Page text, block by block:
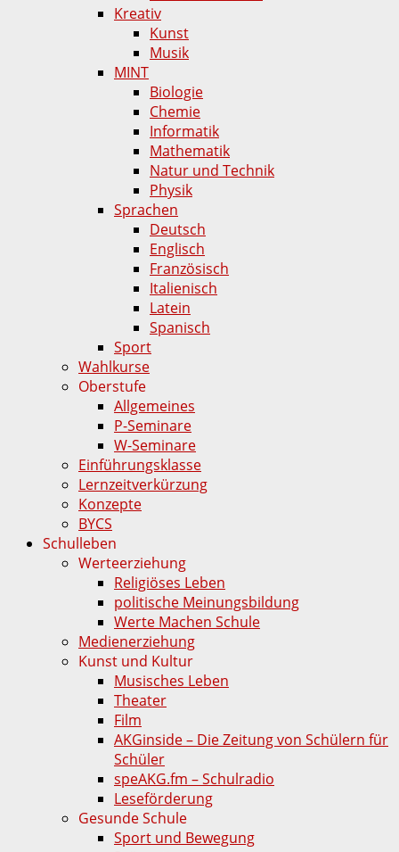
Kreativ
Kunst
Musik
MINT
Biologie
Chemie
Informatik
Mathematik
Natur und Technik
Physik
Sprachen
Deutsch
Englisch
Französisch
Italienisch
Latein
Spanisch
Sport
Wahlkurse
Oberstufe
Allgemeines
P-Seminare
W-Seminare
Einführungsklasse
Lernzeitverkürzung
Konzepte
BYCS
Schulleben
Werteerziehung
Religiöses Leben
politische Meinungsbildung
Werte Machen Schule
Medienerziehung
Kunst und Kultur
Musisches Leben
Theater
Film
AKGinside – Die Zeitung von Schülern für
Schüler
speAKG.fm – Schulradio
Leseförderung
Gesunde Schule
Sport und Bewegung